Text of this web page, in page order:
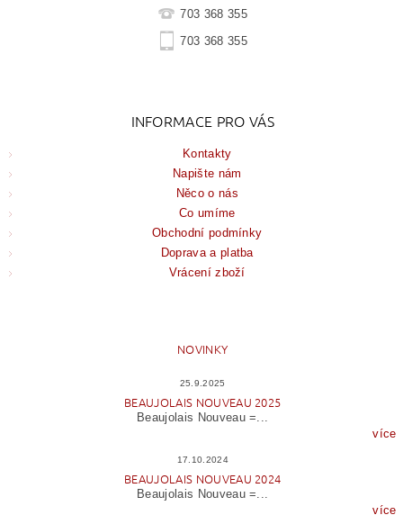
703 368 355
703 368 355
INFORMACE PRO VÁS
Kontakty
Napište nám
Něco o nás
Co umíme
Obchodní podmínky
Doprava a platba
Vrácení zboží
NOVINKY
25.9.2025
BEAUJOLAIS NOUVEAU 2025
Beaujolais Nouveau =...
více
17.10.2024
BEAUJOLAIS NOUVEAU 2024
Beaujolais Nouveau =...
více